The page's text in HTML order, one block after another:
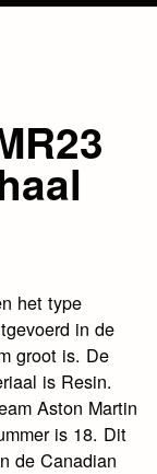
het type
in de
groot is. De
is Resin.
Aston Martin
is 18. Dit
de Canadian